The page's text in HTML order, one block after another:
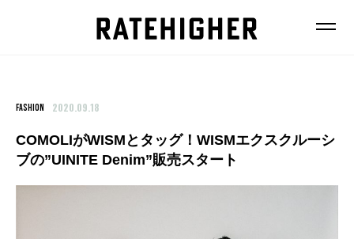
FEATURE
FASHION 2020.09.18
COMOLIがWISMとタッグ！WISMエクスクルーシ
ブの”UINITE Denim”販売スタート